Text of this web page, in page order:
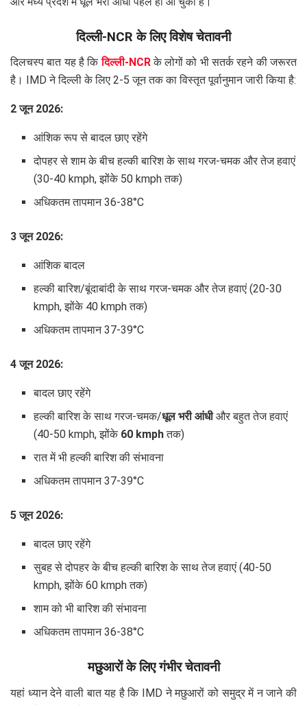
दिल्ली-NCR के लिए विशेष चेतावनी
दिलचस्प बात यह है किदिल्ली-NCRके लोगों को भी सतर्क रहने की जरूरत
है। IMD ने दिल्ली के लिए 2-5 जून तक का विस्तृत पूर्वानुमान जारी किया है:
2 जून 2026:
आंशिक रूप से बादल छाए रहेंगे
दोपहर से शाम के बीच हल्की बारिश के साथ गरज-चमक और तेज हवाएं
(30-40 kmph, झोंके 50 kmph तक)
अधिकतम तापमान 36-38°C
3 जून 2026:
आंशिक बादल
हल्की बारिश/बूंदाबांदी के साथ गरज-चमक और तेज हवाएं (20-30
kmph, झोंके 40 kmph तक)
अधिकतम तापमान 37-39°C
4 जून 2026:
बादल छाए रहेंगे
हल्की बारिश के साथ गरज-चमक/धूल भरी आंधीऔर बहुत तेज हवाएं
(40-50 kmph, झोंके 60 kmphतक)
रात में भी हल्की बारिश की संभावना
अधिकतम तापमान 37-39°C
5 जून 2026:
बादल छाए रहेंगे
सुबह से दोपहर के बीच हल्की बारिश के साथ तेज हवाएं (40-50
kmph, झोंके 60 kmph तक)
शाम को भी बारिश की संभावना
अधिकतम तापमान 36-38°C
मछुआरों के लिए गंभीर चेतावनी
यहां ध्यान देने वाली बात यह है कि IMD ने मछुआरों को समुद्र में न जाने की